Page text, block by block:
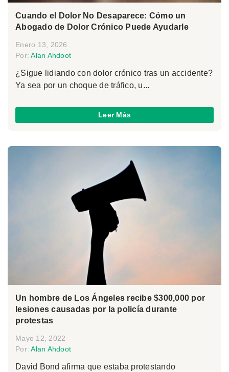
Cuando el Dolor No Desaparece: Cómo un
Abogado de Dolor Crónico Puede Ayudarle
Enero 13, 2026
Por:Alan Ahdoot
¿Sigue lidiando con dolor crónico tras un accidente?
Ya sea por un choque de tráfico, u...
Leer Más
Un hombre de Los Ángeles recibe $300,000 por
lesiones causadas por la policía durante
protestas
Mayo 12, 2022
Por:Alan Ahdoot
David Bond afirma que estaba protestando